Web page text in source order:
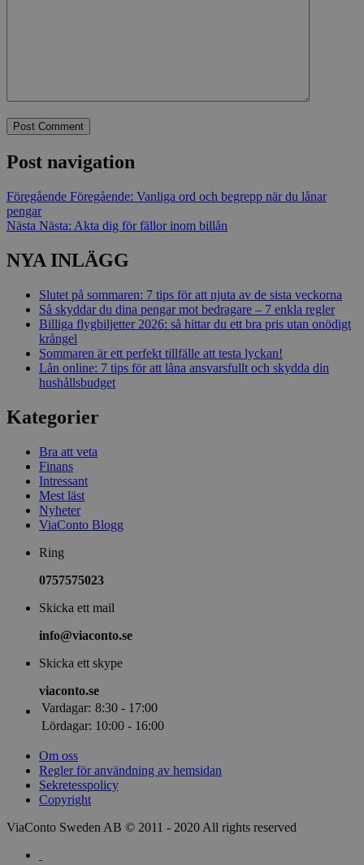
Post navigation
Föregående Föregående: Vanliga ord och begrepp när du lånar
pengar
Nästa Nästa: Akta dig för fällor inom billån
NYA INLÄGG
Slutet på sommaren: 7 tips för att njuta av de sista veckorna
Så skyddar du dina pengar mot bedragare – 7 enkla regler
Billiga flygbiljetter 2026: så hittar du ett bra pris utan onödigt
krångel
Sommaren är ett perfekt tillfälle att testa lyckan!
Lån online: 7 tips för att låna ansvarsfullt och skydda din
hushållsbudget
Kategorier
Bra att veta
Finans
Intressant
Mest läst
Nyheter
ViaConto Blogg
Ring
0757575023
Skicka ett mail
info@viaconto.se
Skicka ett skype
viaconto.se
Vardagar: 8:30 - 17:00
Lördagar: 10:00 - 16:00
Om oss
Regler för användning av hemsidan
Sekretesspolicy
Copyright
ViaConto Sweden AB © 2011 - 2020 All rights reserved